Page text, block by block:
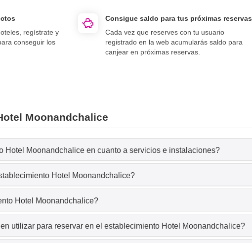
regístrate y
conseguir los
Consigue saldo para tus próximas reservas
Cada vez que reserves con tu usuario
registrado en la web acumularás saldo para
canjear en próximas reservas.
Moonandchalice
Hotel Moonandchalice en cuanto a servicios e instalaciones?
Hotel Moonandchalice?
Hotel Moonandchalice?
utilizar para reservar en el establecimiento Hotel Moonandchalice?